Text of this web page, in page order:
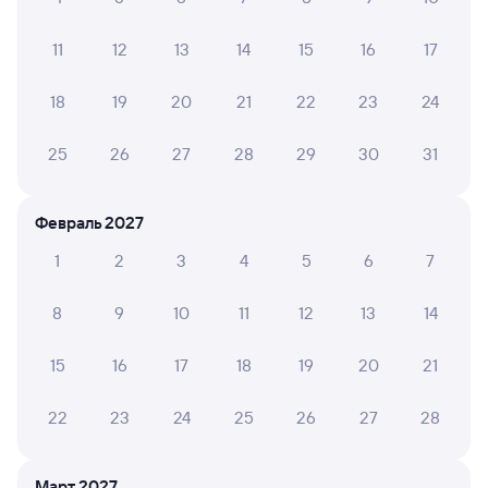
из Владикавказа
Дни следования ближайшие: 8, 9, 10 августа Маршрут
Сидячий Плацкарт СВ
Даже если сейчас нет мест
Искать билеты
11 12 13 14 15 16 17
18 19 20 21 22 23 24
25 26 27 28 29 30 31
Февраль 2027
1
2 3 4 5 6 7
8 9 10 11 12 13 14
15 16 17 18 19 20 21
22 23 24 25 26 27 28